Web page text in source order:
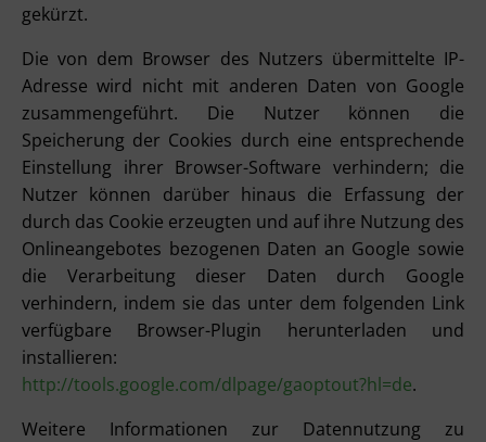
gekürzt.
Die von dem Browser des Nutzers übermittelte IP-
Adresse wird nicht mit anderen Daten von Google
zusammengeführt. Die Nutzer können die
Speicherung der Cookies durch eine entsprechende
Einstellung ihrer Browser-Software verhindern; die
Nutzer können darüber hinaus die Erfassung der
durch das Cookie erzeugten und auf ihre Nutzung des
Onlineangebotes bezogenen Daten an Google sowie
die Verarbeitung dieser Daten durch Google
verhindern, indem sie das unter dem folgenden Link
verfügbare Browser-Plugin herunterladen und
installieren:
http://tools.google.com/dlpage/gaoptout?hl=de.
Weitere Informationen zur Datennutzung zu